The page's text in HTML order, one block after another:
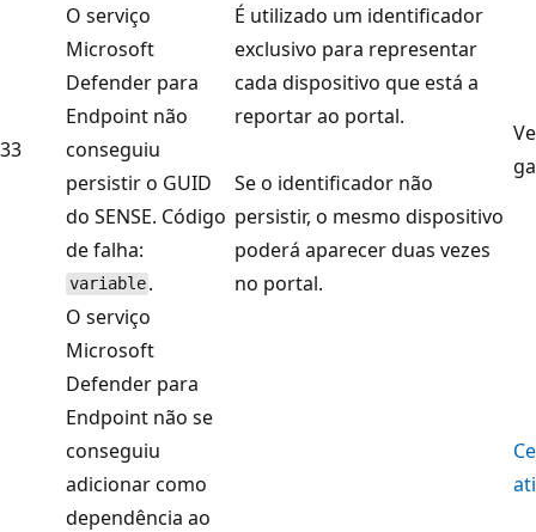
33
O serviço
Microsoft
Defender para
Endpoint não
conseguiu
persistir o GUID
do SENSE. Código
de falha:
variable .
É utilizado um identificador
exclusivo para representar
cada dispositivo que está a
reportar ao portal.
Se o identificador não
persistir, o mesmo dispositivo
poderá aparecer duas vezes
no portal.
O serviço
Microsoft
Defender para
Endpoint não se
conseguiu
adicionar como
dependência ao